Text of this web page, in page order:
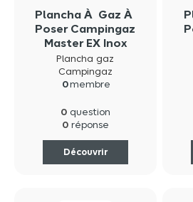
Plancha À Gaz À
Poser Campingaz
Master EX Inox
Plancha gaz
Campingaz
0membre
0 question
0 réponse
Découvrir